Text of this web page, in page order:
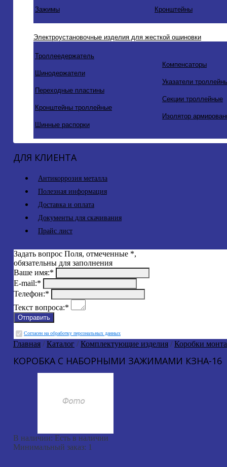
Зажимы Кронштейны
Электроустановочные изделия для жесткой ошиновки
Троллеедержатель
Шинодержатели
Переходные пластины
Кронштейны троллейные
Шинные распорки
Компенсаторы
Указатели
Секции троллейные
Изолятор
ДЛЯ КЛИЕНТА
Антикоррозия металла
Полезная информация
Доставка и оплата
Документы для скачивания
Прайс лист
Задать вопрос Поля, отмеченные *,
обязательны для заполнения
Ваше имя:*
E-mail:*
Телефон:*
Текст вопроса:*
Cогласен на обработку персональных данных
Главная /Каталог /Комплектующие изделия /Коробки
КОРОБКА С НАБОРНЫМИ ЗАЖИМАМИ КЗНА-16
В наличии: Есть в наличии
Минимальный заказ: 1